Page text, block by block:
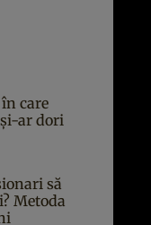
care
ar dori
să
Metoda